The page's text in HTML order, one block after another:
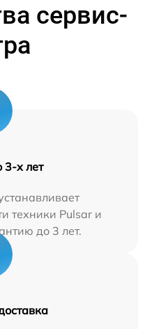
сервис-
3-х лет
техники Pulsar и
до 3 лет.